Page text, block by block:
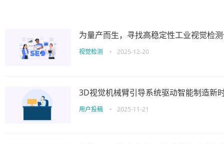
为量产而生，寻找高稳定性工业视觉检
视觉检测 • 2025-12-20
3D视觉机械臂引导系统驱动智能制造新
用户投稿 • 2025-11-21